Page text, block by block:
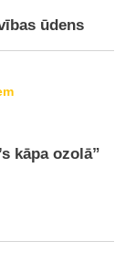
ūdens
kāpa ozolā”